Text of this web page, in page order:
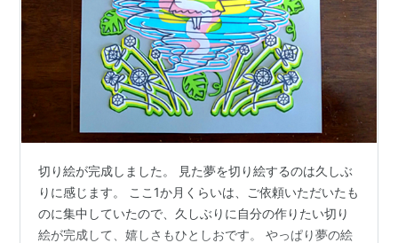
切り絵が完成しました。 見た夢を切り絵するのは久しぶ
りに感じます。 ここ1か月くらいは、ご依頼いただいたも
のに集中していたので、久しぶりに自分の作りたい切り
絵が完成して、嬉しさもひとしおです。 やっぱり夢の絵